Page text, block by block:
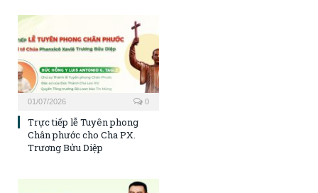
01/07/2026 0
Trực tiếp lễ Tuyên phong
Chân phước cho Cha PX.
Trương Bửu Diệp